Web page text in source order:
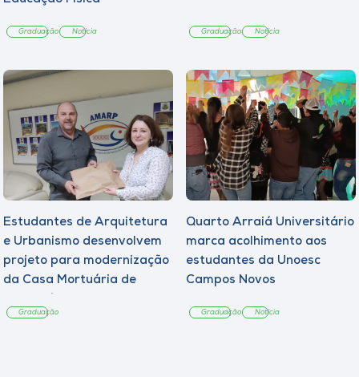
Graduação Notícia Graduação Notícia
Estudantes de Arquitetura
e Urbanismo desenvolvem
projeto para modernização
da Casa Mortuária de
Graduação
Quarto Arraiá Universitário
marca acolhimento aos
estudantes da Unoesc
Campos Novos
Graduação Notícia